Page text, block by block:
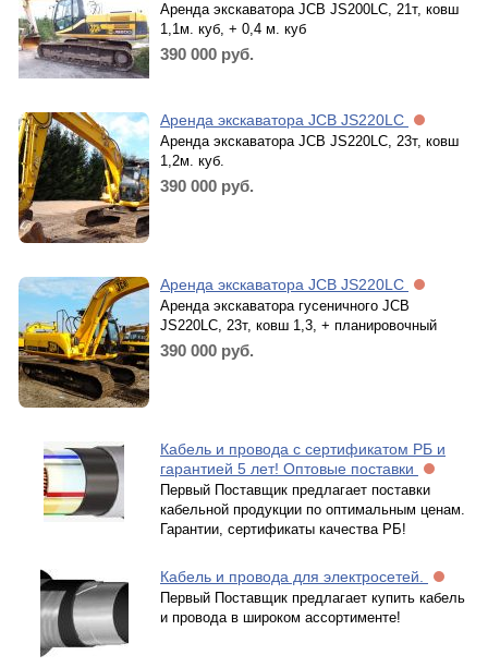
Аренда экскаватора JCB JS200LC, 21т, ковш
1,1м. куб, + 0,4 м. куб
390 000 руб.
Аренда экскаватора JCB JS220LC
Аренда экскаватора JCB JS220LC, 23т, ковш
1,2м. куб.
390 000 руб.
Аренда экскаватора JCB JS220LC
Аренда экскаватора гусеничного JCB
JS220LC, 23т, ковш 1,3, + планировочный
390 000 руб.
Кабель и провода с сертификатом РБ и
гарантией 5 лет! Оптовые поставки
Первый Поставщик предлагает поставки
кабельной продукции по оптимальным ценам.
Гарантии, сертификаты качества РБ!
Кабель и провода для электросетей.
Первый Поставщик предлагает купить кабель
и провода в широком ассортименте!